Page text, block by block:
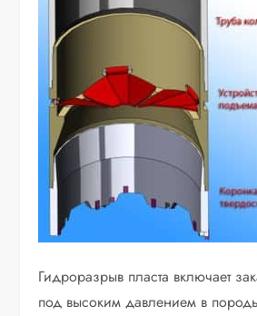
Гидроразрыв пласта включает
под высоким давлением в